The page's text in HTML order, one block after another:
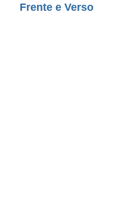
Frente e Verso